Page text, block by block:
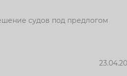
судов под предлогом